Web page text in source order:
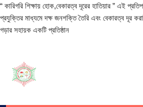
“ কারিগরি শিক্ষায় হোক,বেকারত্ব দূরের হাতিয়ার ” এই
প্রযুক্তির মাধ্যমে দক্ষ জনশক্তি তৈরি এবং বেকারত্ব দূর
গড়ার সহায়ক একটি প্রতিষ্ঠান